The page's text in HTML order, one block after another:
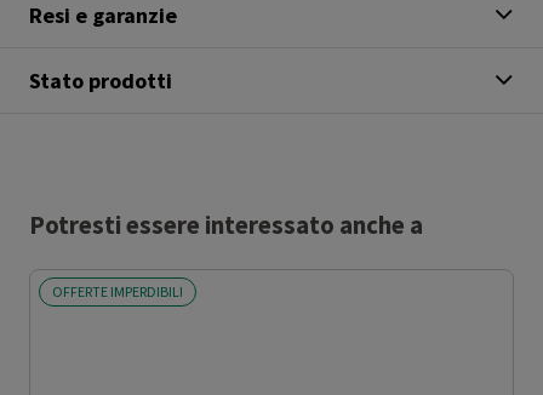
Resi e garanzie
Stato prodotti
Potresti essere interessato anche a
OFFERTE IMPERDIBILI